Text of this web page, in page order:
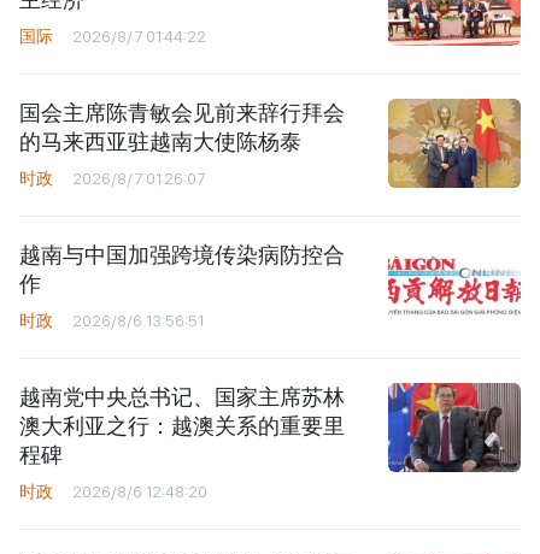
国际 2026/8/7 01:44:22
国会主席陈青敏会见前来辞行拜会
的马来西亚驻越南大使陈杨泰
时政 2026/8/7 01:26:07
越南与中国加强跨境传染病防控合
作
时政 2026/8/6 13:56:51
越南党中央总书记、国家主席苏林
澳大利亚之行：越澳关系的重要里
程碑
时政 2026/8/6 12:48:20